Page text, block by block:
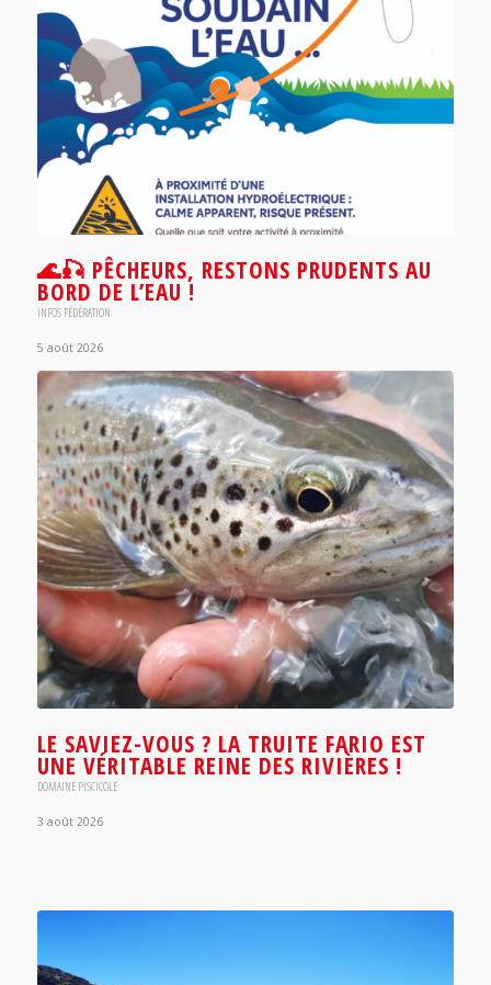
🌊🎣 PÊCHEURS, RESTONS PRUDENTS AU
BORD DE L’EAU !
INFOS FÉDÉRATION
5 août 2026
LE SAVIEZ-VOUS ? LA TRUITE FARIO EST
UNE VÉRITABLE REINE DES RIVIÈRES !
DOMAINE PISCICOLE
3 août 2026